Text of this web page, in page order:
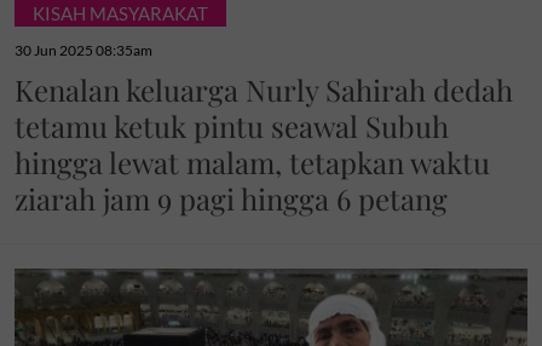
KISAH MASYARAKAT
30 Jun 2025 08:35am
Kenalan keluarga Nurly Sahirah dedah
tetamu ketuk pintu seawal Subuh
hingga lewat malam, tetapkan waktu
ziarah jam 9 pagi hingga 6 petang